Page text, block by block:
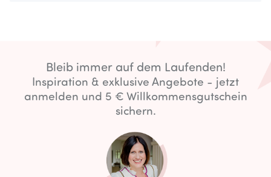
Bleib immer auf dem Laufenden!
Inspiration & exklusive Angebote - jetzt
anmelden und 5 € Willkommensgutschein
sichern.